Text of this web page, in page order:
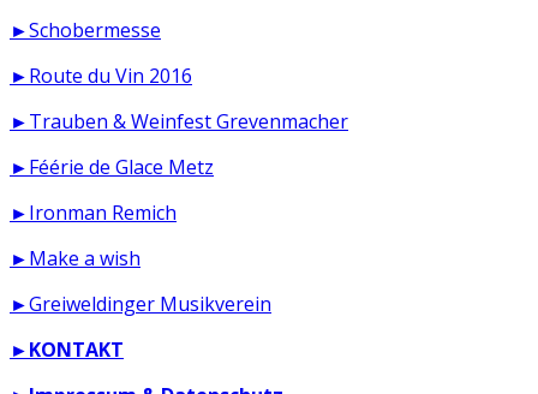
►Schobermesse
►Route du Vin 2016
►Trauben & Weinfest Grevenmacher
►Féérie de Glace Metz
►Ironman Remich
►Make a wish
►Greiweldinger Musikverein
►KONTAKT